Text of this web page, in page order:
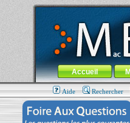
MacBook-fr.com : 100% Apple...
Aller au contenu-Aller au
Menu général
Accueil
Aide Rechercher